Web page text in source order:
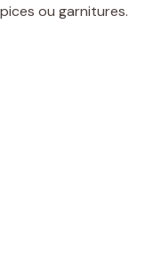
ou garnitures.